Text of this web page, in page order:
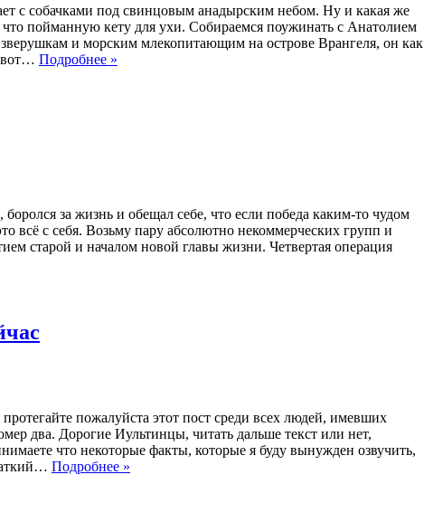
с собачками под свинцовым анадырским небом. Ну и какая же
пойманную кету для ухи. Собираемся поужинать с Анатолием
и морским млекопитающим на острове Врангеля, он как
вот… Подробнее »
за жизнь и обещал себе, что если победа каким-то чудом
всё с себя. Возьму пару абсолютно некоммерческих групп и
старой и началом новой главы жизни. Четвертая операция
пожалуйста этот пост среди всех людей, имевших
два. Дорогие Иультинцы, читать дальше текст или нет,
что некоторые факты, которые я буду вынужден озвучить,
Подробнее »